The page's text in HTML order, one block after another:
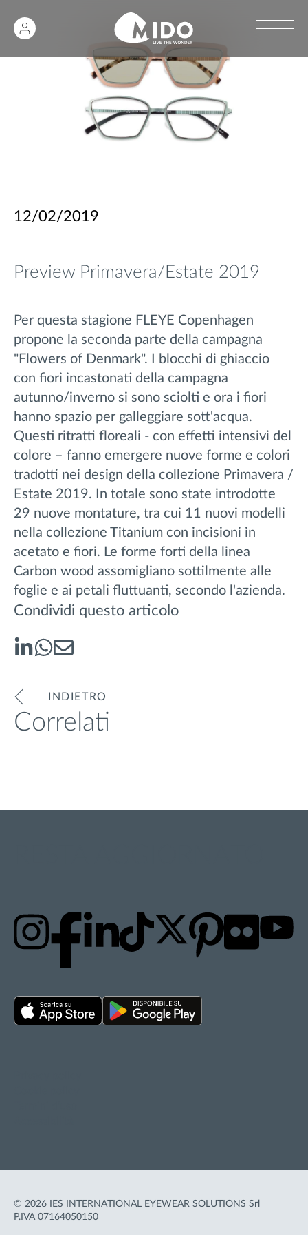
12/02/2019
Preview Primavera/Estate 2019
Per questa stagione FLEYE Copenhagen
propone la seconda parte della campagna
"Flowers of Denmark". I blocchi di ghiaccio
con fiori incastonati della campagna
autunno/inverno si sono sciolti e ora i fiori
hanno spazio per galleggiare sott'acqua.
Questi ritratti floreali - con effetti intensivi del
colore – fanno emergere nuove forme e colori
tradotti nei design della collezione Primavera /
Estate 2019. In totale sono state introdotte
29 nuove montature, tra cui 11 nuovi modelli
nella collezione Titanium con incisioni in
acetato e fiori. Le forme forti della linea
Carbon wood assomigliano sottilmente alle
foglie e ai petali fluttuanti, secondo l'azienda.
Condividi questo articolo
INDIETRO
Correlati
© 2026 IES INTERNATIONAL EYEWEAR SOLUTIONS Srl
P.IVA 07164050150